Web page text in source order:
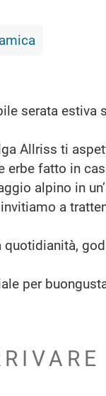
serata estiva
Allriss ti
erbe fatto in
alpino in
a
per